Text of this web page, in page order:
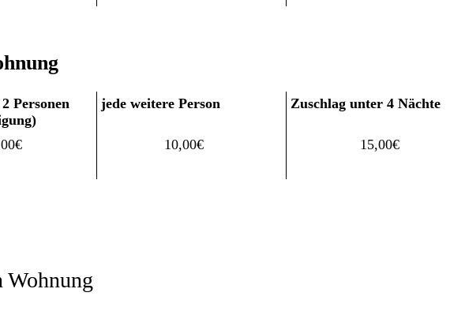
Personen
jede weitere Person Zuschlag unter 4 Nächte
10,00€ 15,00€
Wohnung